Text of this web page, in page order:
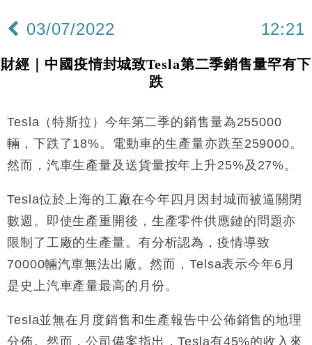
12:44
財經｜日本春季三度入市撐日圓 4月單日斥6.28萬億
11:12
國際｜特朗普料美伊戰事快結束 承認部分彈藥庫存緊
司
18:31
財經｜華僑銀行上半年淨利創新高 中期息增15%至
16:47
損失近6900萬元
16:05
財經｜日經失守6.5萬點後回穩 全周仍升近2%
15:47
財經｜恒隆10月換帥 玩具「反」斗城亞洲CEO蔡德
粦接任
15:11
財經｜韓股反覆波動收跌 連挫7周創逾3年最長跌勢
03/07/2022 12:21
財經｜中國疫情封城致Tesla第二季銷售量罕有下
跌
Tesla（特斯拉）今年第二季的銷售量為255000
輛，下跌了18%。電動車的生產量亦跌至259000。
然而，汽車生產量及送貨量按年上升25%及27%。
Tesla位於上海的工廠在今年四月因封城而被逼關閉
數週。即使生產重開後，生產零件供應鏈的問題亦
限制了工廠的生產量。有分析認為，疫情導致
70000輛汽車無法出廠。然而，Telsa表示今年6月
是史上汽車產量最高的月份。
Tesla並無在月度銷售和生產報告中公佈銷售的地理
分佈。然而，公司備案指出，Tesla有45%的收入來